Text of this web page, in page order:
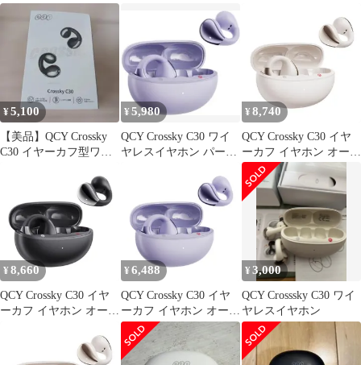
¥5,100
【美品】QCY Crossky
C30 イヤーカフ型ワイ
¥ 5,980
QCY Crossky C30 ワイ
ヤレスイヤホン パープ
¥ 8,740
QCY Crossky C30 イヤ
ーカフ イヤホン オープ
ンイヤー ワイヤレスイ
ヤホン Bluetooth5.4 空
間オーディオ 耳を塞が
ない 音漏れ防止 マイク
付き マルチポイント接
続 急速充電対応 専用ア
プリ対応 IPX5防水 技
適認証取得 ホワイトe
¥ 8,660
QCY Crossky C30 イヤ
ーカフ イヤホン オープ
ヤホン Bluetooth5.4 空
間オーディオ 耳を塞が
¥ 6,488
QCY Crossky C30 イヤ
ーカフ イヤホン オープ
ンイヤー ワイヤレスイ
ヤホン Bluetooth5.4 空
間オーディオ 耳を塞が
¥3,000
QCY Crosssky C30 ワイ
ヤレスイヤホン